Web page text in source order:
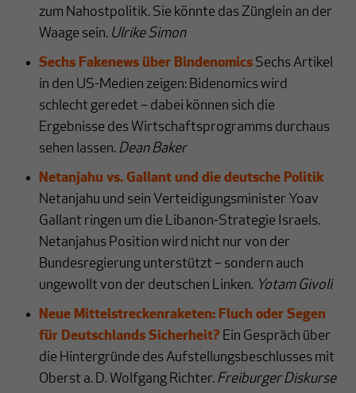
zum Nahostpolitik. Sie könnte das Zünglein an der
Waage sein. Ulrike Simon
Sechs Fakenews über Bindenomics Sechs Artikel
in den US-Medien zeigen: Bidenomics wird
schlecht geredet – dabei können sich die
Ergebnisse des Wirtschaftsprogramms durchaus
sehen lassen. Dean Baker
Netanjahu vs. Gallant und die deutsche Politik
Netanjahu und sein Verteidigungsminister Yoav
Gallant ringen um die Libanon-Strategie Israels.
Netanjahus Position wird nicht nur von der
Bundesregierung unterstützt – sondern auch
ungewollt von der deutschen Linken. Yotam Givoli
Neue Mittelstreckenraketen: Fluch oder Segen
für Deutschlands Sicherheit? Ein Gespräch über
die Hintergründe des Aufstellungsbeschlusses mit
Oberst a. D. Wolfgang Richter. Freiburger Diskurse